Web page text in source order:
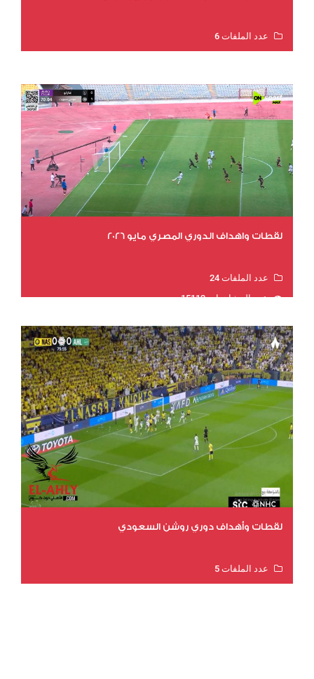
عدد الملفات 6
لقطات واهداف الدوري المصري مايو 2026
عدد الملفات 24
عدد المشاهدات 15112
لقطات وأهداف دوري روشن السعودي
عدد الملفات 5